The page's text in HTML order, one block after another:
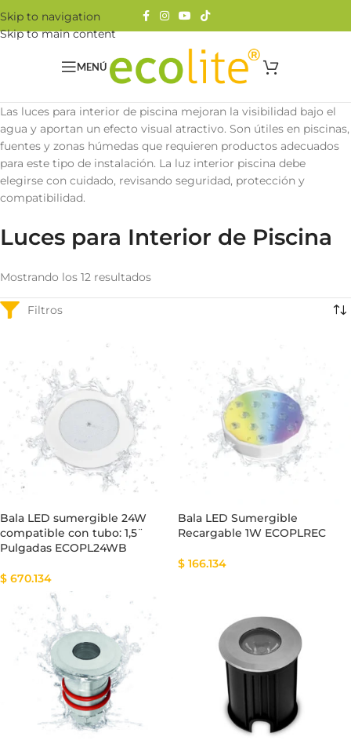
Skip to navigation
Skip to main content
MENÚ
Las luces para interior de piscina mejoran la visibilidad bajo el
agua y aportan un efecto visual atractivo. Son útiles en piscinas,
fuentes y zonas húmedas que requieren productos adecuados
para este tipo de instalación. La luz interior piscina debe
elegirse con cuidado, revisando seguridad, protección y
compatibilidad.
Luces para Interior de Piscina
Mostrando los 12 resultados
Bala LED sumergible 24W
compatible con tubo: 1,5¨
Pulgadas ECOPL24WB
$ 670.134
Bala LED Sumergible
Recargable 1W ECOPLREC
$ 166.134